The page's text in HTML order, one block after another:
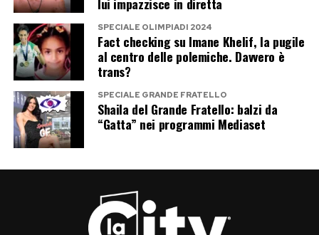
SPECIALE OLIMPIADI 2024
Fact checking su Imane Khelif, la pugile
al centro delle polemiche. Davvero è
trans?
SPECIALE GRANDE FRATELLO
Shaila del Grande Fratello: balzi da
“Gatta” nei programmi Mediaset